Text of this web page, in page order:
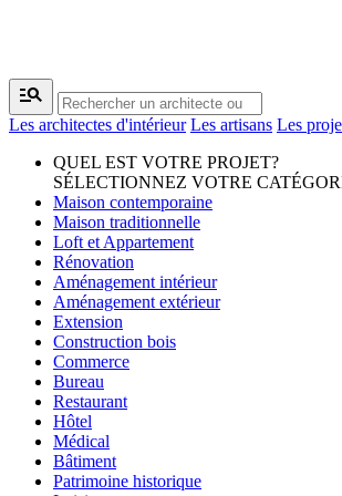
manage_search
Les architectes d'intérieur Les artisans Les
QUEL EST VOTRE PROJET?
SÉLECTIONNEZ VOTRE
Maison contemporaine
Maison traditionnelle
Loft et Appartement
Rénovation
Aménagement intérieur
Aménagement extérieur
Extension
Construction bois
Commerce
Bureau
Restaurant
Hôtel
Médical
Bâtiment
Patrimoine historique